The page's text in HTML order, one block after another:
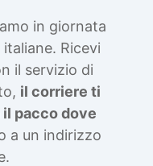
in giornata
Ricevi
il servizio di
il corriere ti
pacco dove
a un indirizzo